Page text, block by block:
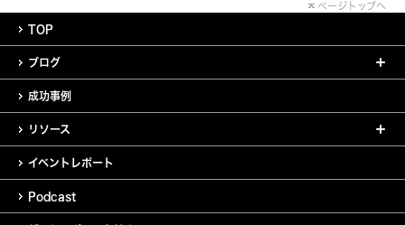
ページトップへ
TOP
ブログ
成功事例
リソース
イベントレポート
Podcast